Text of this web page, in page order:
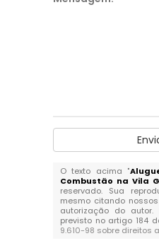
O texto acima "
Combustão na Vila
reservado. Sua
mesmo citando
autorização do
previsto no artigo 184
9.610-98 sobre direitos